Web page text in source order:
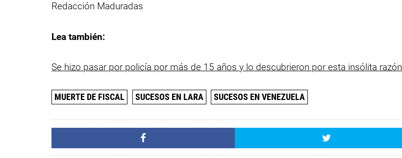
Redacción Maduradas
Lea también:
Se hizo pasar por policía por más de 15 años y lo descubrieron por esta insólita razón
MUERTE DE FISCAL SUCESOS EN LARA SUCESOS EN VENEZUELA